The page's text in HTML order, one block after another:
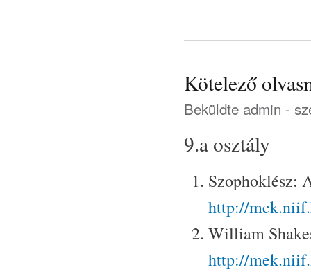
Kötelező
Beküldte admin -
9.a osztály
Szophoklész:
http://
William
http://